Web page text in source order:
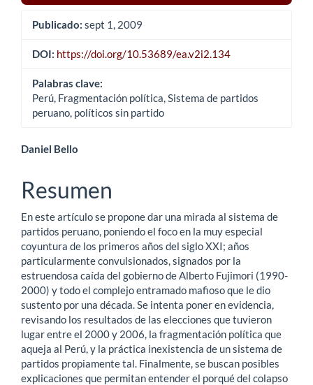
Publicado: sept 1, 2009
DOI: https://doi.org/10.53689/ea.v2i2.134
Palabras clave:
Perú, Fragmentación política, Sistema de partidos
peruano, políticos sin partido
Contenido
principal
del
artículo
Daniel Bello
Resumen
En este artículo se propone dar una mirada al sistema de
partidos peruano, poniendo el foco en la muy especial
coyuntura de los primeros años del siglo XXI; años
particularmente convulsionados, signados por la
estruendosa caída del gobierno de Alberto Fujimori (1990-
2000) y todo el complejo entramado mafioso que le dio
sustento por una década. Se intenta poner en evidencia,
revisando los resultados de las elecciones que tuvieron
lugar entre el 2000 y 2006, la fragmentación política que
aqueja al Perú, y la práctica inexistencia de un sistema de
partidos propiamente tal. Finalmente, se buscan posibles
explicaciones que permitan entender el porqué del colapso